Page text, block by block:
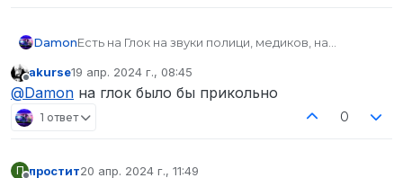
DamonЕсть на Глок на звуки полици, медиков, на
автора не помню. Нужно? Если да то попозже
скину
Не в сети
akurse19 апр. 2024 г., 08:45
отредактировано
@Damon на глок было бы прикольно
1 ответ 0
П простит20 апр. 2024 г., 11:49